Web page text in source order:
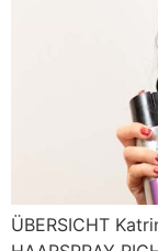
ÜBERSICHT